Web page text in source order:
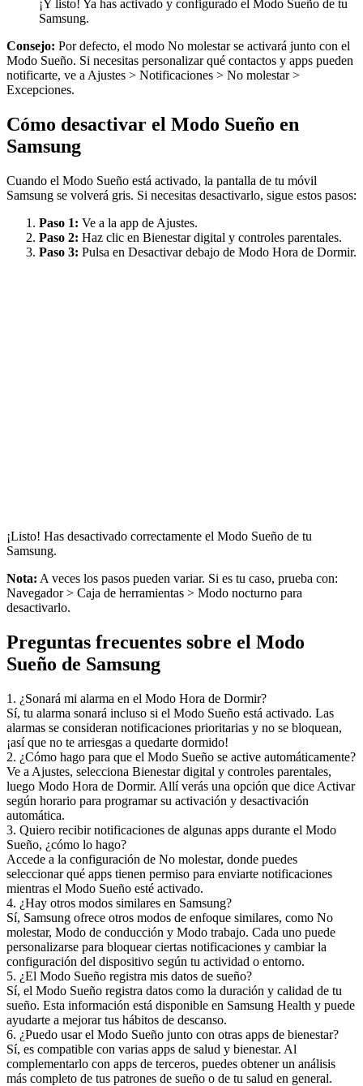
¡Y listo! Ya has activado y configurado el Modo Sueño de tu
Samsung.
Consejo: Por defecto, el modo No molestar se activará junto con el
Modo Sueño. Si necesitas personalizar qué contactos y apps pueden
notificarte, ve a Ajustes > Notificaciones > No molestar >
Excepciones.
Cómo desactivar el Modo Sueño en
Samsung
Cuando el Modo Sueño está activado, la pantalla de tu móvil
Samsung se volverá gris. Si necesitas desactivarlo, sigue estos pasos:
Paso 1: Ve a la app de Ajustes.
Paso 2: Haz clic en Bienestar digital y controles parentales.
Paso 3: Pulsa en Desactivar debajo de Modo Hora de Dormir.
¡Listo! Has desactivado correctamente el Modo Sueño de tu
Samsung.
Nota: A veces los pasos pueden variar. Si es tu caso, prueba con:
Navegador > Caja de herramientas > Modo nocturno para
desactivarlo.
Preguntas frecuentes sobre el Modo
Sueño de Samsung
1. ¿Sonará mi alarma en el Modo Hora de Dormir?
Sí, tu alarma sonará incluso si el Modo Sueño está activado. Las
alarmas se consideran notificaciones prioritarias y no se bloquean,
¡así que no te arriesgas a quedarte dormido!
2. ¿Cómo hago para que el Modo Sueño se active automáticamente?
Ve a Ajustes, selecciona Bienestar digital y controles parentales,
luego Modo Hora de Dormir. Allí verás una opción que dice Activar
según horario para programar su activación y desactivación
automática.
3. Quiero recibir notificaciones de algunas apps durante el Modo
Sueño, ¿cómo lo hago?
Accede a la configuración de No molestar, donde puedes
seleccionar qué apps tienen permiso para enviarte notificaciones
mientras el Modo Sueño esté activado.
4. ¿Hay otros modos similares en Samsung?
Sí, Samsung ofrece otros modos de enfoque similares, como No
molestar, Modo de conducción y Modo trabajo. Cada uno puede
personalizarse para bloquear ciertas notificaciones y cambiar la
configuración del dispositivo según tu actividad o entorno.
5. ¿El Modo Sueño registra mis datos de sueño?
Sí, el Modo Sueño registra datos como la duración y calidad de tu
sueño. Esta información está disponible en Samsung Health y puede
ayudarte a mejorar tus hábitos de descanso.
6. ¿Puedo usar el Modo Sueño junto con otras apps de bienestar?
Sí, es compatible con varias apps de salud y bienestar. Al
complementarlo con apps de terceros, puedes obtener un análisis
más completo de tus patrones de sueño o de tu salud en general.